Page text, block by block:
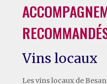
Vins locaux
Les vins locaux de